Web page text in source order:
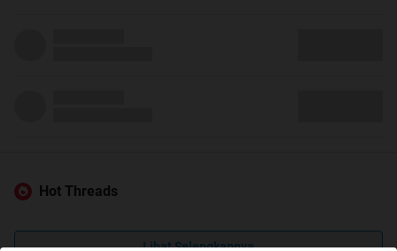
Hot Threads
Lihat Selengkapnya